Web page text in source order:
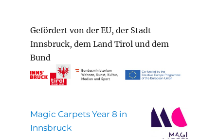
Gefördert von der EU, der Stadt
Innsbruck, dem Land Tirol und dem
Bund
Magic Carpets Year 8 in
Innsbruck